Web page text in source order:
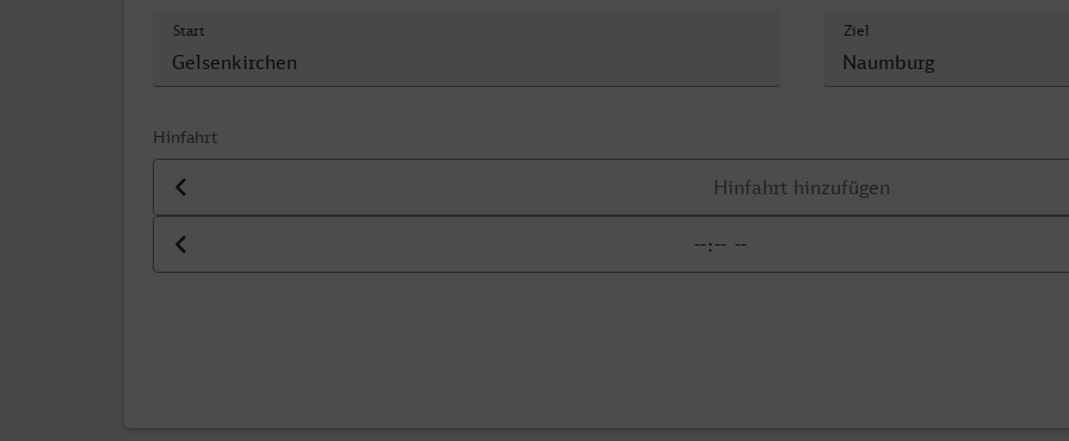
Start Ziel
Hinfahrt
Datum der Hinfahrt
Uhrzeit der Hinfahrt